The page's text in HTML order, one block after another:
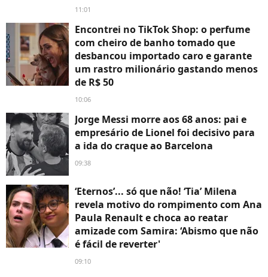
11:01
Encontrei no TikTok Shop: o perfume
com cheiro de banho tomado que
desbancou importado caro e garante
um rastro milionário gastando menos
de R$ 50
10:06
Jorge Messi morre aos 68 anos: pai e
empresário de Lionel foi decisivo para
a ida do craque ao Barcelona
09:38
‘Eternos’... só que não! ‘Tia’ Milena
revela motivo do rompimento com Ana
Paula Renault e choca ao reatar
amizade com Samira: ‘Abismo que não
é fácil de reverter'
09:10